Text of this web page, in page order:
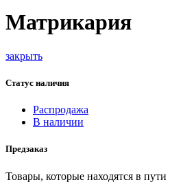
Матрикария
закрыть
Статус наличия
Распродажа
В наличии
Предзаказ
Товары, которые находятся в пути